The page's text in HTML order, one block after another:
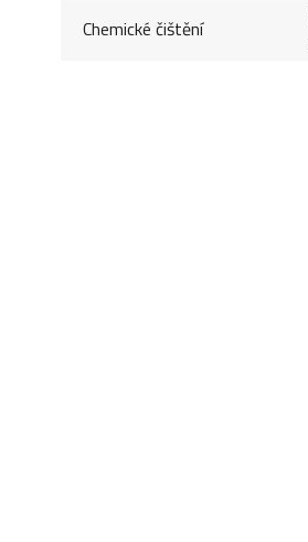
Chemické čištění